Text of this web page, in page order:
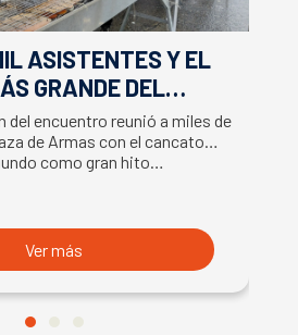
ASISTENTES Y EL
GRANDE DEL
EXITOSO CIERRE
DEL SALMÓN
del encuentro reunió a miles de
de Armas con el cancato
como gran hito…
Ver más